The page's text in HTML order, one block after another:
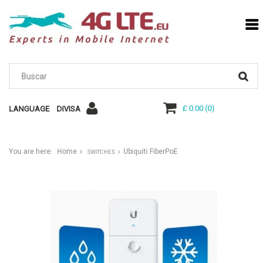
LANGUAGE DIVISA £ 0.00(0)
You are here: Home SWITCHES Ubiquiti FiberPoE